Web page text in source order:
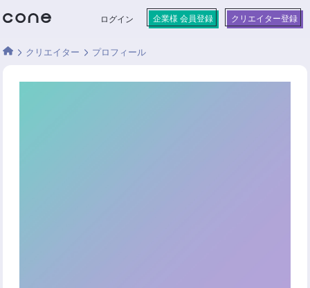
ログイン 企業様 会員登録 クリエイター登録
クリエイター プロフィール